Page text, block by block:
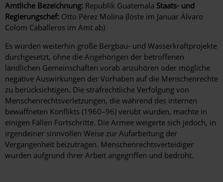
Amtliche Bezeichnung: Republik Guatemala Staats- und
Regierungschef: Otto Pérez Molina (löste im Januar Álvaro
Colom Caballeros im Amt ab)
Es wurden weiterhin große Bergbau- und Wasserkraftprojekte
durchgesetzt, ohne die Angehörigen der betroffenen
ländlichen Gemeinschaften vorab anzuhören oder mögliche
negative Auswirkungen der Vorhaben auf die Menschenrechte
zu berücksichtigen. Die strafrechtliche Verfolgung von
Menschenrechtsverletzungen, die während des internen
bewaffneten Konflikts (1960–96) verübt wurden, machte in
einigen Fällen Fortschritte. Die Armee weigerte sich jedoch, in
irgendeiner sinnvollen Weise zur Aufarbeitung der
Vergangenheit beizutragen. Menschenrechtsverteidiger
wurden aufgrund ihrer Arbeit angegriffen und bedroht.